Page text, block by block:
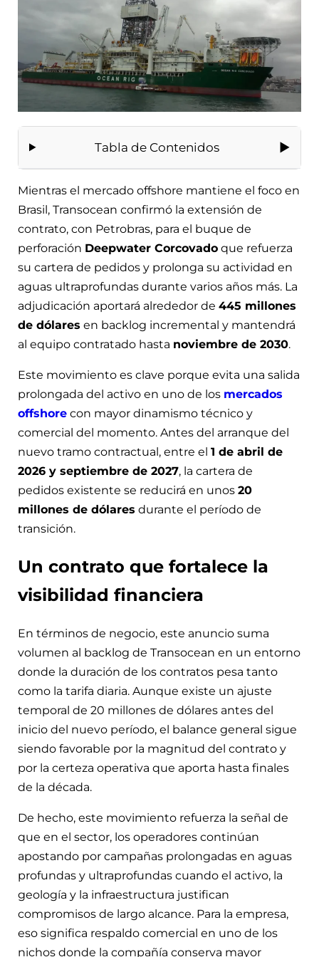
Tabla de Contenidos
Mientras el mercado offshore mantiene el foco en
Brasil, Transocean confirmó la extensión de
contrato, con Petrobras, para el buque de
perforación Deepwater Corcovado que refuerza
su cartera de pedidos y prolonga su actividad en
aguas ultraprofundas durante varios años más. La
adjudicación aportará alrededor de 445 millones
de dólares en backlog incremental y mantendrá
al equipo contratado hasta noviembre de 2030.
Este movimiento es clave porque evita una salida
prolongada del activo en uno de los mercados
offshore con mayor dinamismo técnico y
comercial del momento. Antes del arranque del
nuevo tramo contractual, entre el 1 de abril de
2026 y septiembre de 2027, la cartera de
pedidos existente se reducirá en unos 20
millones de dólares durante el período de
transición.
Un contrato que fortalece la
visibilidad financiera
En términos de negocio, este anuncio suma
volumen al backlog de Transocean en un entorno
donde la duración de los contratos pesa tanto
como la tarifa diaria. Aunque existe un ajuste
temporal de 20 millones de dólares antes del
inicio del nuevo período, el balance general sigue
siendo favorable por la magnitud del contrato y
por la certeza operativa que aporta hasta finales
de la década.
De hecho, este movimiento refuerza la señal de
que en el sector, los operadores continúan
apostando por campañas prolongadas en aguas
profundas y ultraprofundas cuando el activo, la
geología y la infraestructura justifican
compromisos de largo alcance. Para la empresa,
eso significa respaldo comercial en uno de los
nichos donde la compañía conserva mayor